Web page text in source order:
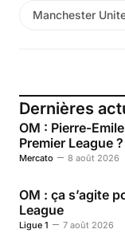
Manchester
Dernières
OM : Pierre-
Premier League ?
Mercato 8 août 2026
OM : ça s’agite
League
Ligue 1 7 août 2026